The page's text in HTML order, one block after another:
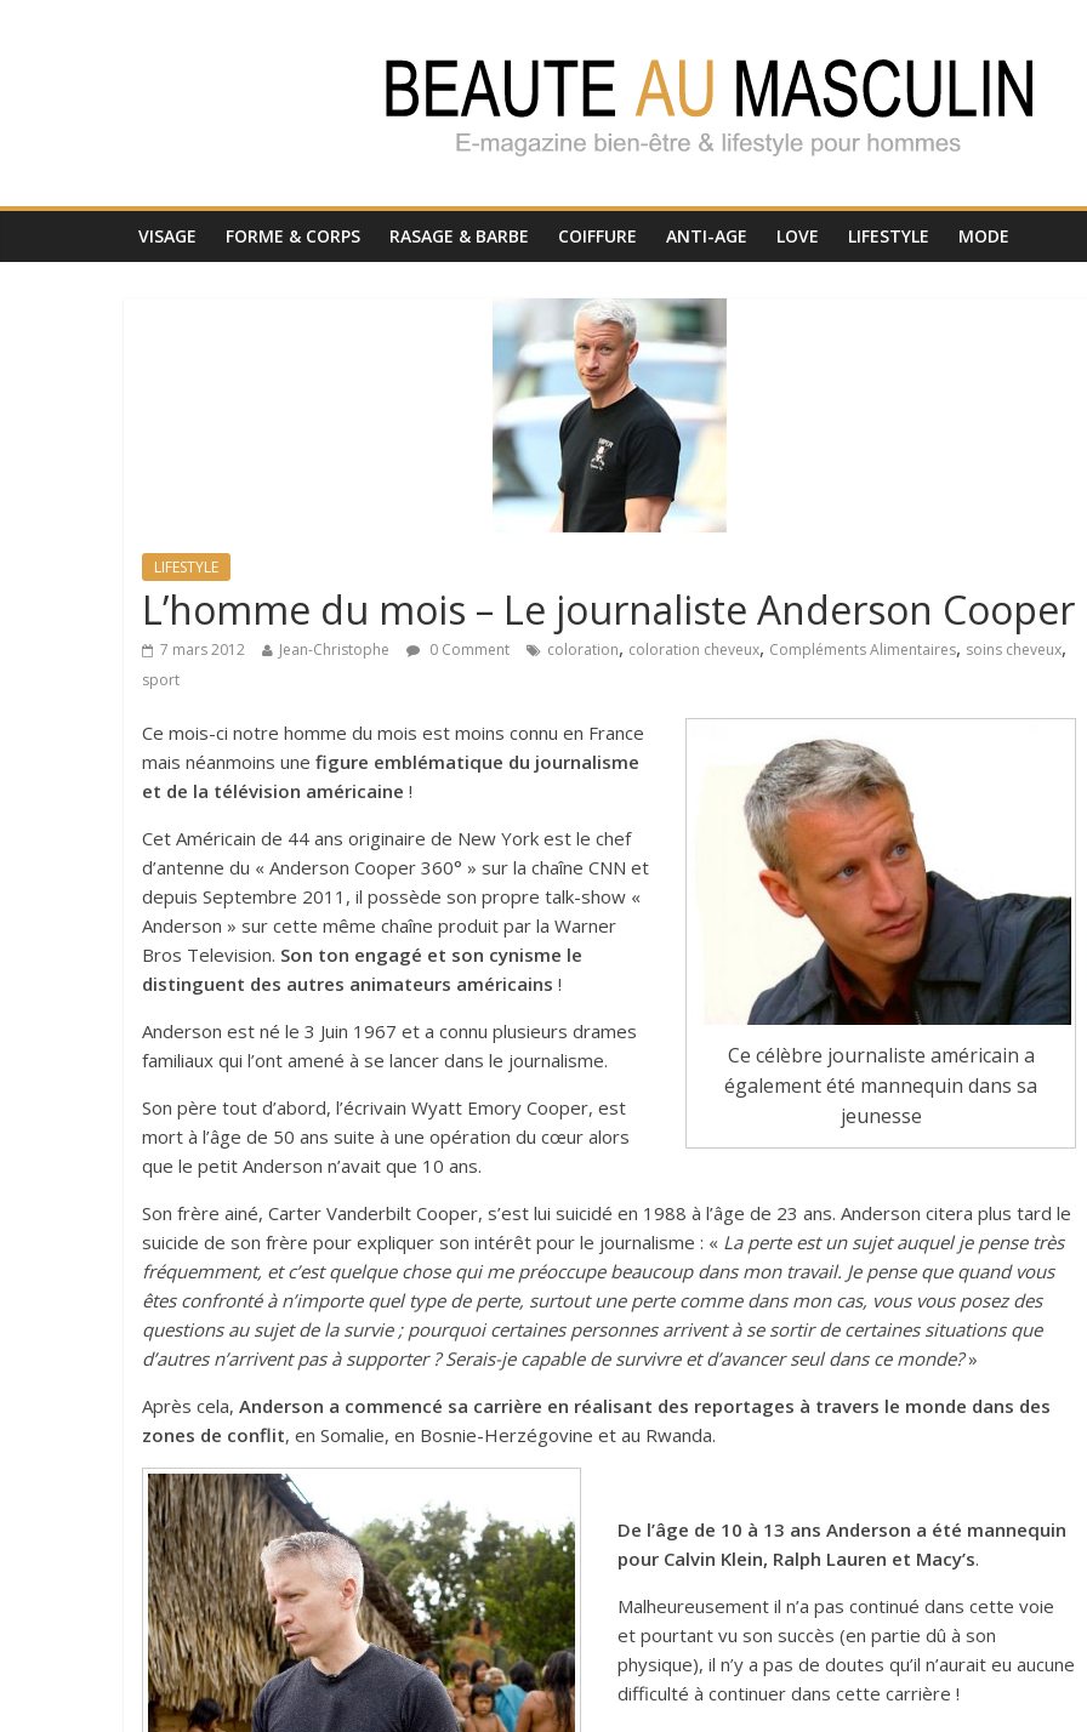
VISAGE FORME & CORPS RASAGE & BARBE COIFFURE ANTI-AGE LOVE LIFESTYLE MODE
LIFESTYLE
L’homme du mois – Le journaliste Anderson Cooper
7 mars 2012 Jean-Christophe 0 Comment coloration, coloration cheveux, Compléments Alimentaires, soins cheveux,
sport
Ce célèbre journaliste américain a
également été mannequin dans sa
jeunesse
Ce mois-ci notre homme du mois est moins connu en France
mais néanmoins une figure emblématique du journalisme
et de la télévision américaine !
Cet Américain de 44 ans originaire de New York est le chef
d’antenne du « Anderson Cooper 360° » sur la chaîne CNN et
depuis Septembre 2011, il possède son propre talk-show «
Anderson » sur cette même chaîne produit par la Warner
Bros Television. Son ton engagé et son cynisme le
distinguent des autres animateurs américains !
Anderson est né le 3 Juin 1967 et a connu plusieurs drames
familiaux qui l’ont amené à se lancer dans le journalisme.
Son père tout d’abord, l’écrivain Wyatt Emory Cooper, est
mort à l’âge de 50 ans suite à une opération du cœur alors
que le petit Anderson n’avait que 10 ans.
Son frère ainé, Carter Vanderbilt Cooper, s’est lui suicidé en 1988 à l’âge de 23 ans. Anderson citera plus tard le
suicide de son frère pour expliquer son intérêt pour le journalisme : « La perte est un sujet auquel je pense très
fréquemment, et c’est quelque chose qui me préoccupe beaucoup dans mon travail. Je pense que quand vous
êtes confronté à n’importe quel type de perte, surtout une perte comme dans mon cas, vous vous posez des
questions au sujet de la survie ; pourquoi certaines personnes arrivent à se sortir de certaines situations que
d’autres n’arrivent pas à supporter ? Serais-je capable de survivre et d’avancer seul dans ce monde?»
Après cela, Anderson a commencé sa carrière en réalisant des reportages à travers le monde dans des
zones de conflit, en Somalie, en Bosnie-Herzégovine et au Rwanda.
De l’âge de 10 à 13 ans Anderson a été mannequin
pour Calvin Klein, Ralph Lauren et Macy’s.
Malheureusement il n’a pas continué dans cette voie
et pourtant vu son succès (en partie dû à son
physique), il n’y a pas de doutes qu’il n’aurait eu aucune
difficulté à continuer dans cette carrière !